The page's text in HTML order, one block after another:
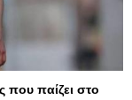
που παίζει στο